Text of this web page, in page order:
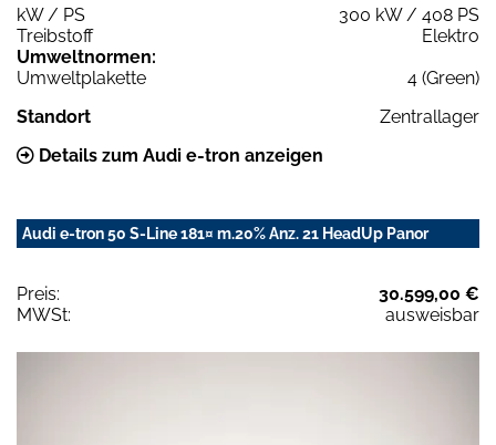
kW / PS
300 kW / 408 PS
Treibstoff
Elektro
Umweltnormen:
Umweltplakette
4 (Green)
Standort
Zentrallager
Details zum Audi e-tron anzeigen
Audi e-tron 50 S-Line 181¤ m.20% Anz. 21 HeadUp Panor
Preis:
30.599,00 €
MWSt:
ausweisbar